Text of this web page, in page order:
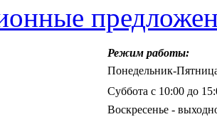
Режим работы:
Понедельник-
Суббота с 10:00 до
Воскресенье -